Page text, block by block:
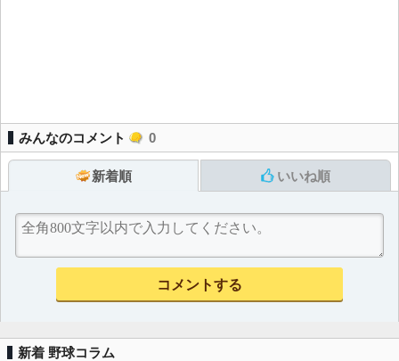
みんなのコメント 0
新着順 いいね順
新着 野球コラム